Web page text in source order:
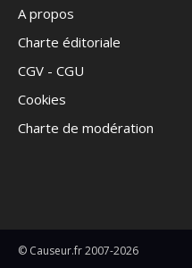
A propos
Charte éditoriale
CGV - CGU
Cookies
Charte de modération
© Causeur.fr 2007-2026